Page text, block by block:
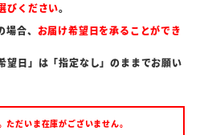
びください。
合、 お届け希望日を承ることができ
望日」は「指定なし」のままでお願い
ただいま在庫がございません。